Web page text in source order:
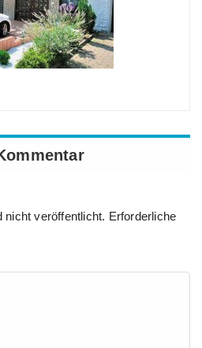
nicht veröffentlicht. Erforderliche